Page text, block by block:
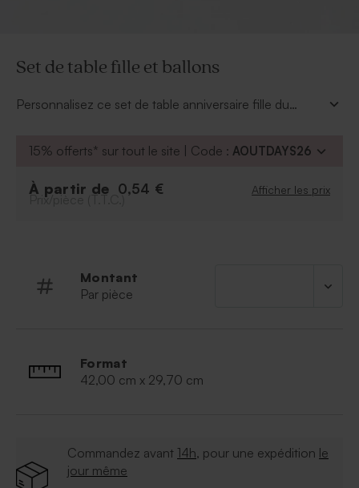
Set de table fille et ballons
Personnalisez ce set de table anniversaire fille du
occupera les enfants grâce à son dessin qui se trouve
15% offerts* sur tout le site | Code : AOUTDAYS26
À partir de 0,54 € Afficher les prix
Prix/pièce (T.T.C.)
Montant
Par pièce
Format
42,00 cm x 29,70 cm
Commandez avant 14h, pour une expédition le
jour même